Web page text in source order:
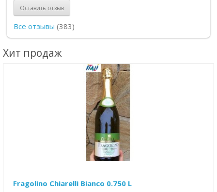
Оставить отзыв
Все отзывы (383)
Хит продаж
Fragolino Chiarelli Bianco 0.750 L